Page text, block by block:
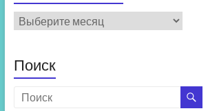
Архив
новостей
Поиск